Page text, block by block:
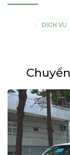
DỊCH VỤ